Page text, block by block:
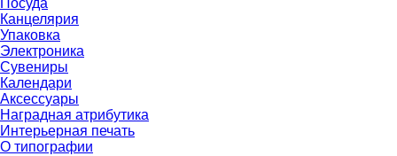
Посуда
Канцелярия
Упаковка
Электроника
Сувениры
Календари
Аксессуары
Наградная атрибутика
Интерьерная печать
О типографии